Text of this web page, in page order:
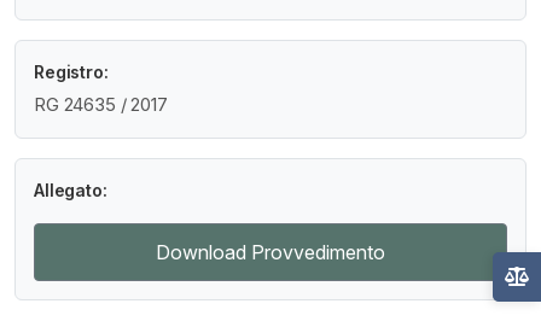
Registro:
RG 24635 / 2017
Allegato:
Download Provvedimento